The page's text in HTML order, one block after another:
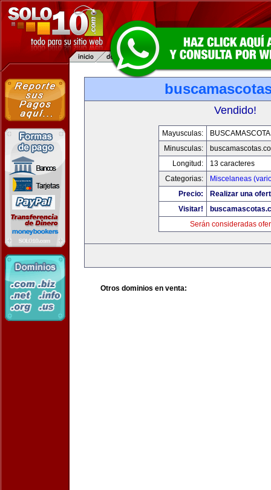
Vendido!
Mayusculas:
Minusculas:
Longitud:
13 caracteres
Categorias:
Miscelaneas
Precio:
Realizar una
Visitar!
Serán consideradas
Otros dominios en venta: